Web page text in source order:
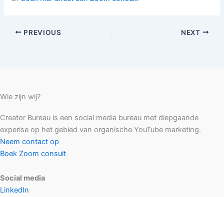
PREVIOUS NEXT
Wie zijn wij?
Creator Bureau is een social media bureau met diepgaande
experise op het gebied van organische YouTube marketing.
Neem contact op
Boek Zoom consult
Social media
LinkedIn